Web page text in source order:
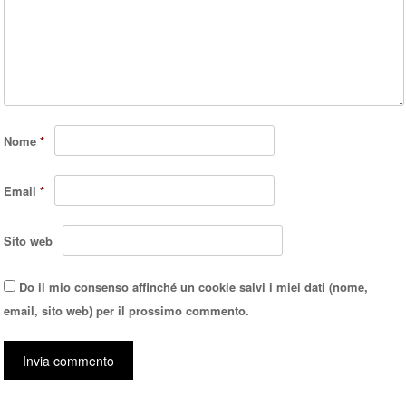
Nome*
Email*
Sito web
Do il mio consenso affinché un cookie salvi i miei dati (nome,
email, sito web) per il prossimo commento.